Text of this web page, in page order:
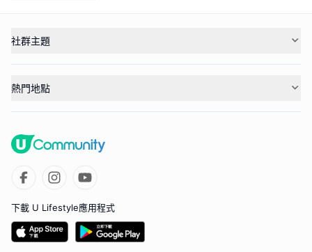
社群主題
熱門地點
下載 U Lifestyle應用程式